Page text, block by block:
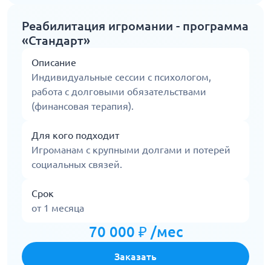
Реабилитация игромании - программа
«Стандарт»
Описание
Индивидуальные сессии с психологом,
работа с долговыми обязательствами
(финансовая терапия).
Для кого подходит
Игроманам с крупными долгами и потерей
социальных связей.
Срок
от 1 месяца
70 000 ₽ /мес
Заказать